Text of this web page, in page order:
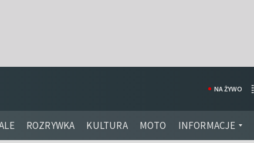
ROZRYWKA KULTURA MOTO INFORMACJE
NA ŻYWO